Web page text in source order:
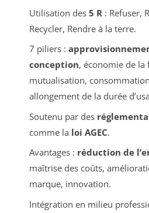
Utilisation des 5 R : Refuser,
Recycler, Rendre à la terre.
7 piliers :
conception, économie de
mutualisation,
allongement de la durée
Soutenu par des
comme la loi AGEC.
Avantages : réduction de
maîtrise des coûts,
marque, innovation.
Intégration en milieu